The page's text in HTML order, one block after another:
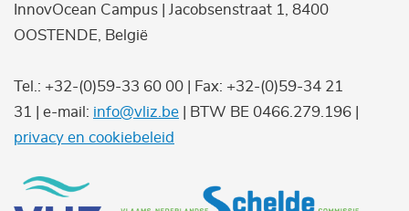
InnovOcean Campus | Jacobsenstraat 1, 8400
OOSTENDE, België
Tel.: +32-(0)59-33 60 00 | Fax: +32-(0)59-34 21
31 | e-mail: info@vliz.be | BTW BE 0466.279.196 |
privacy en cookiebeleid